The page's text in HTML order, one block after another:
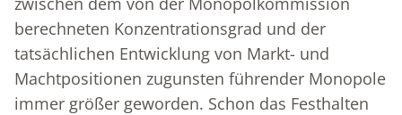
berechneten Konzentrationsgrad und der
tatsächlichen Entwicklung von Markt- und
Machtpositionen zugunsten führender Monopole
immer größer geworden. Schon das Festhalten